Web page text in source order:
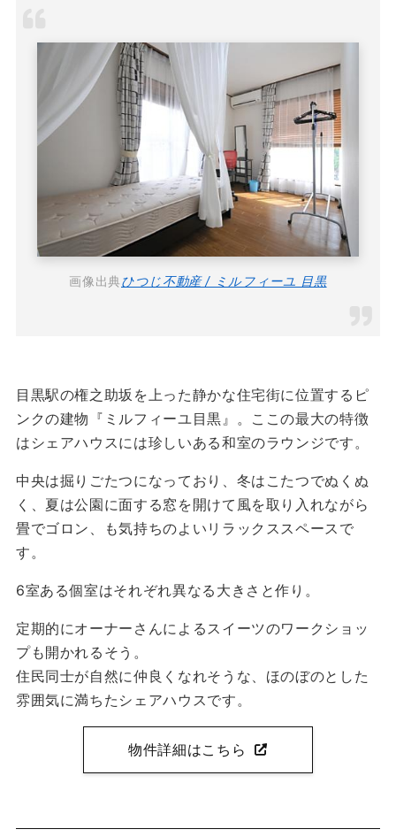
画像出典ひつじ不動産 / ミルフィーユ 目黒
目黒駅の権之助坂を上った静かな住宅街に位置するピ
ンクの建物『ミルフィーユ目黒』。ここの最大の特徴
はシェアハウスには珍しいある和室のラウンジです。
中央は掘りごたつになっており、冬はこたつでぬくぬ
く、夏は公園に面する窓を開けて風を取り入れながら
畳でゴロン、も気持ちのよいリラックススペースで
す。
6室ある個室はそれぞれ異なる大きさと作り。
定期的にオーナーさんによるスイーツのワークショッ
プも開かれるそう。
住民同士が自然に仲良くなれそうな、ほのぼのとした
雰囲気に満ちたシェアハウスです。
物件詳細はこちら